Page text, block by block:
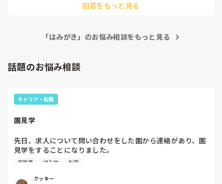
加えたまま走らないなど危ないことは注意しましたが磨き方に
回答をもっと見る
「はみがき」のお悩み相談をもっと見る
話題のお悩み相談
キャリア・転職
園見学
先日、求人について問い合わせをした園から連絡があり、園
見学をすることになりました。
私としては求人に応募したという認識ですが、『園見学をご
問しましたが、見学なので特にありませんとのこと
履歴書 持ち物 転職
クッキー